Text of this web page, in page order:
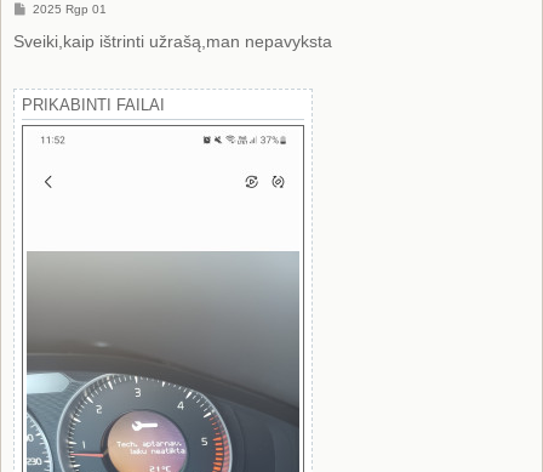
S
a
n
t
i
2025 Rgp 01
Sveiki,kaip ištrinti užrašą,man nepavyksta
PRIKABINTI FAILAI